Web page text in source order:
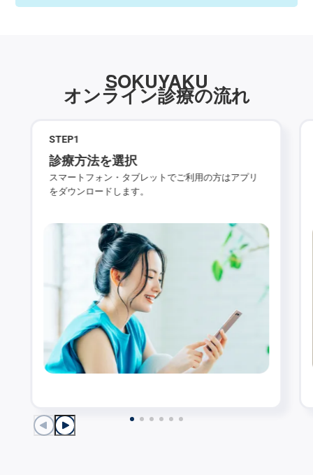
SOKUYAKU
オンライン診療の流れ
STEP1
診療方法を選択
スマートフォン・タブレットでご利用の方はアプリ
をダウンロードします。